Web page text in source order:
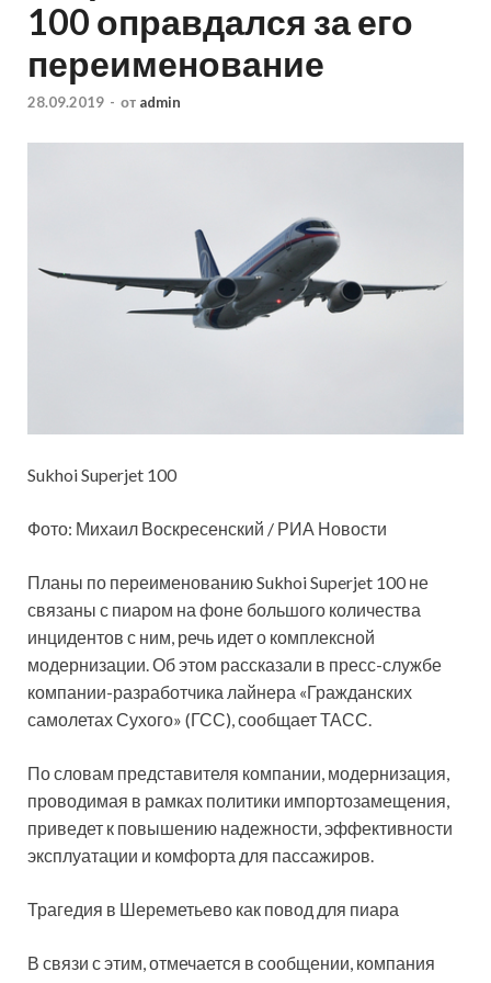
100 оправдался за его
переименование
28.09.2019 - от admin
Sukhoi Superjet 100
Фото: Михаил Воскресенский / РИА Новости
Планы по переименованию Sukhoi Superjet 100 не
связаны с пиаром на фоне большого количества
инцидентов с ним, речь идет о комплексной
модернизации. Об этом рассказали в пресс-службе
компании-разработчика лайнера «Гражданских
самолетах Сухого» (ГСС), сообщает ТАСС.
По словам представителя компании, модернизация,
проводимая в рамках политики импортозамещения,
приведет к повышению надежности, эффективности
эксплуатации и комфорта для пассажиров.
Трагедия в Шереметьево как повод для пиара
В связи с этим, отмечается в сообщении, компания